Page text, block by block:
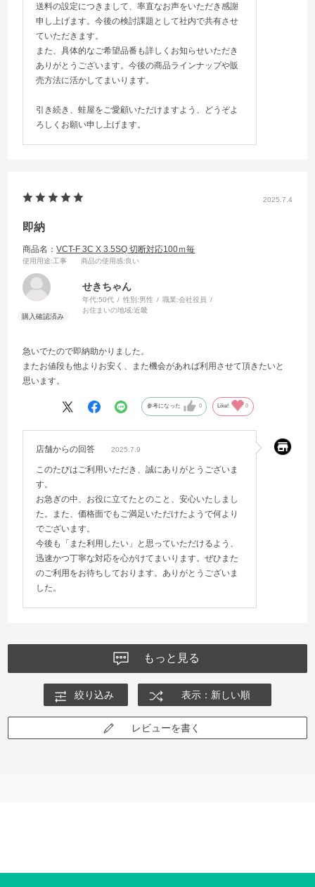
送料の設定につきまして、率直なお声をいただき感謝
申し上げます。今後の検討課題として社内で共有させ
ていただきます。
また、具体的なご希望品番も詳しくお知らせいただき
ありがとうございます。今後の商品ラインナップや販
売方法に活かしてまいります。
引き続き、蛙屋をご愛顧いただけますよう、どうぞよ
ろしくお願い申し上げます。
2025.7.4
即納
商品名：VCT-F 3C X 3.5SQ 切断対応100ｍ毎
使用用途:工事 商品の使用感:良い
せきちゃん
年代:50代 性別:男性 職業:会社役員
お住まいの地域:近畿
急いでたので即納助かりました。
またお値段も他よりお安く、また機会があれば利用させて頂きたいと
思います。
参考になった 0 Like! 0
店舗からの回答 2025.7.9
このたびはご利用いただき、誠にありがとうございま
す。
お急ぎの中、お役に立てたとのこと、安心いたしまし
た。また、価格面でもご満足いただけたようで何より
でございます。
今後も「また利用したい」と思っていただけるよう、
迅速かつ丁寧な対応を心がけてまいります。ぜひまた
のご利用をお待ちしております。ありがとうございま
した。
もっと見る
絞り込み 表示：新しい順
レビューを書く